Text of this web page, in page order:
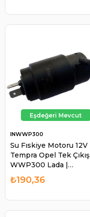
Su Fıskiye Motoru 12V
Tempra Opel Tek Çıkış
WWP300 Lada |
INWELLS WP300
INWWP300
₺190,36